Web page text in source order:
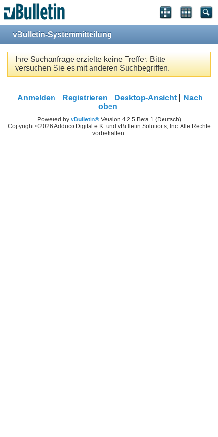
vBulletin-Systemmitteilung
Ihre Suchanfrage erzielte keine Treffer. Bitte
versuchen Sie es mit anderen Suchbegriffen.
Anmelden Registrieren Desktop-Ansicht
Nach
oben
Powered by vBulletin®Version 4.2.5 Beta 1 (Deutsch)
Copyright ©2026 Adduco Digital e.K. und vBulletin Solutions, Inc. Alle Rechte
vorbehalten.